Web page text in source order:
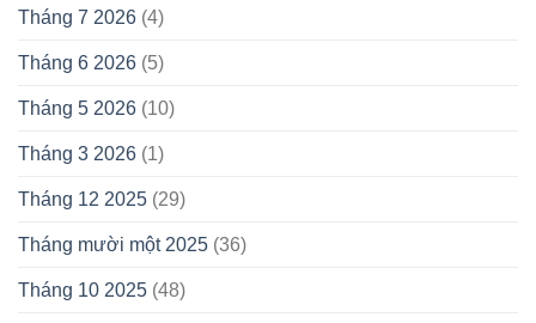
Tháng 7 2026 (4)
Tháng 6 2026 (5)
Tháng 5 2026 (10)
Tháng 3 2026 (1)
Tháng 12 2025 (29)
Tháng mười một 2025 (36)
Tháng 10 2025 (48)